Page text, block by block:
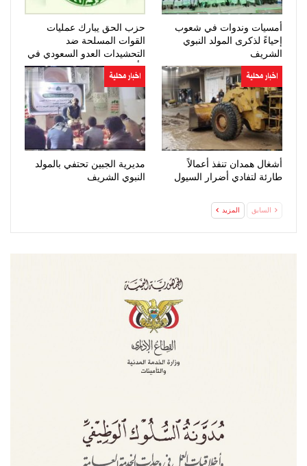
أمسيات وندوات في شعوب
إحياءً لذكرى المولد النبوي
الشريف
حزب الحق يبارك عمليات
القوات المسلحة ضد
التحشيدات العدو السعودي في
مأرب وحضرموت
اخبار محلية
أشغال همدان تنفذ أعمالاً
طارئة لتفادي أضرار السيول
اخبار محلية
مديرية الجبين تحتفي بالمولد
النبوي الشريف
السابق المزيد